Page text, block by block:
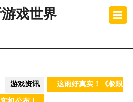
戏世界
游戏资讯 这雨好真实！《极限